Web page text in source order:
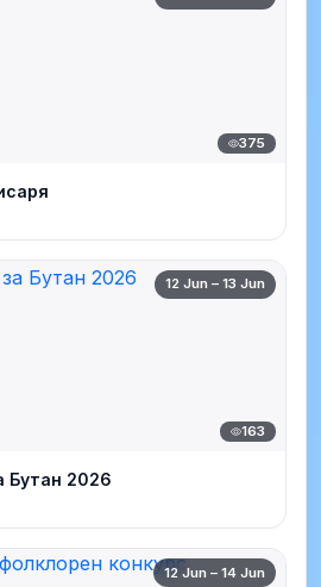
375
12 Jun – 13 Jun
163
Бутан 2026
12 Jun – 14 Jun